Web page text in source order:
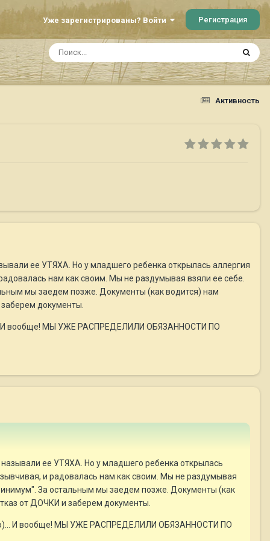
Уже зарегистрированы? Войти Регистрация
Активность
ее УТЯХА. Но у младшего ребенка открылась аллергия
нам как своим. Мы не раздумывая взяли ее себе.
мы заедем позже. Документы (как водится) нам
документы.
И вообще! МЫ УЖЕ РАСПРЕДЕЛИЛИ ОБЯЗАННОСТИ ПО
ее УТЯХА. Но у младшего ребенка открылась
и радовалась нам как своим. Мы не раздумывая
За остальным мы заедем позже. Документы (как
от ДОЧКИ и заберем документы.
И вообще! МЫ УЖЕ РАСПРЕДЕЛИЛИ ОБЯЗАННОСТИ ПО